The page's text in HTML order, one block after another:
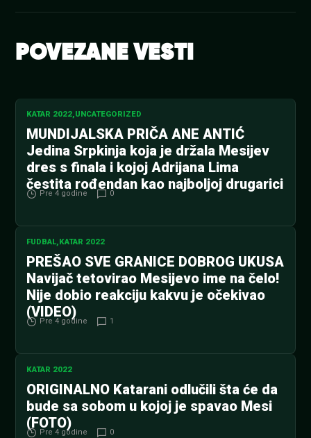
POVEZANE VESTI
KATAR 2022,UNCATEGORIZED
MUNDIJALSKA PRIČA ANE ANTIĆ
Jedina Srpkinja koja je držala Mesijev
dres s finala i kojoj Adrijana Lima
čestita rođendan kao najboljoj drugarici
Pre 4 godine 0
FUDBAL,KATAR 2022
PREŠAO SVE GRANICE DOBROG UKUSA
Navijač tetovirao Mesijevo ime na čelo!
Nije dobio reakciju kakvu je očekivao
(VIDEO)
Pre 4 godine 1
KATAR 2022
ORIGINALNO Katarani odlučili šta će da
bude sa sobom u kojoj je spavao Mesi
(FOTO)
Pre 4 godine 0